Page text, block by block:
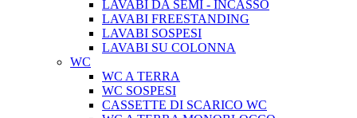
LAVABI DA SEMI - INCASSO
LAVABI FREESTANDING
LAVABI SOSPESI
LAVABI SU COLONNA
WC
WC A TERRA
WC SOSPESI
CASSETTE DI SCARICO WC